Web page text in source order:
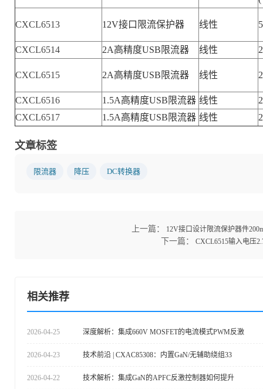
CXCL6513 12V接口限流保护器 线性 5
CXCL6514 2A高精度USB限流器 线性
CXCL6515 2A高精度USB限流器 线性
CXCL6516 1.5A高精度USB限流器 线性
CXCL6517
1.5A高精度USB限流器 线性
文章标签
限流器 降压 DC转换器
上一篇： 12V接口设计限流保护器件
下一篇： CXCL6515输入电压
相关推荐
2026-04-25 深度解析：集成660V MOSFET的电流模式PWM反激
2026-04-23 技术前沿 | CXAC85308：内置GaN/无辅助绕组33
2026-04-22 技术解析：集成GaN的APFC反激控制器如何提升